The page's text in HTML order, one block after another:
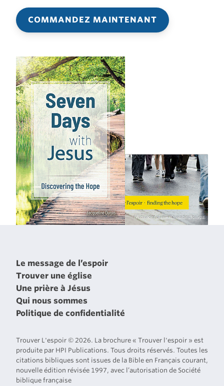
COMMANDEZ MAINTENANT
Le message de l’espoir
Trouver une église
Une prière à Jésus
Qui nous sommes
Politique de confidentialité
Trouver L'espoir © 2026. La brochure « Trouver l'espoir » est
produite par HPI Publications. Tous droits réservés. Toutes les
citations bibliques sont issues de la Bible en Français courant,
nouvelle édition révisée 1997, avec l’autorisation de Société
biblique française